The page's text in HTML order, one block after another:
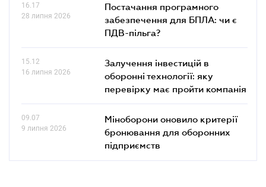
16.17
28 липня 2026
Постачання програмного
забезпечення для БПЛА: чи є
ПДВ-пільга?
15.12
16 липня 2026
Залучення інвестицій в
оборонні технології: яку
перевірку має пройти компанія
09.07
9 липня 2026
Міноборони оновило критерії
бронювання для оборонних
підприємств